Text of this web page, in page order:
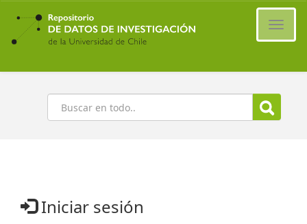
Ir
contenido
principal
Buscar
Iniciar sesión